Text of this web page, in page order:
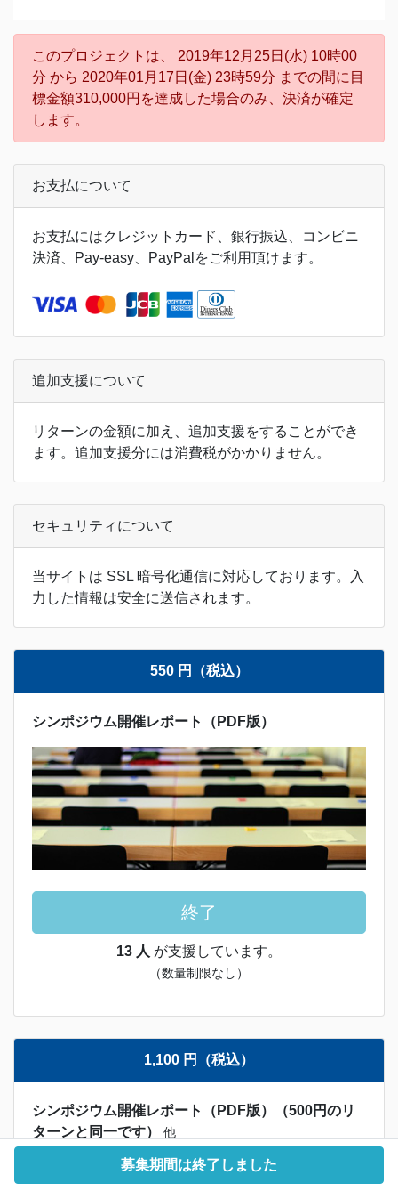
このプロジェクトは、 2019年12月25日(水) 10時00
分 から 2020年01月17日(金) 23時59分 までの間に目
標金額310,000円を達成した場合のみ、決済が確定
します。
お支払について
お支払にはクレジットカード、銀行振込、コンビニ
決済、Pay-easy、PayPalをご利用頂けます。
追加支援について
リターンの金額に加え、追加支援をすることができ
ます。追加支援分には消費税がかかりません。
セキュリティについて
当サイトは SSL 暗号化通信に対応しております。入
力した情報は安全に送信されます。
550 円（税込）
シンポジウム開催レポート（PDF版）
終了
13 人 が支援しています。
（数量制限なし）
1,100 円（税込）
シンポジウム開催レポート（PDF版）（500円のリ
ターンと同一です）
他
募集期間は終了しました